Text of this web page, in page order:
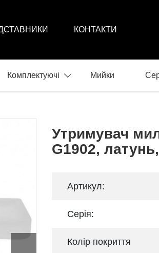
КОНТАКТИ
Комплектуючі Мийки
Утримувач
G1902,
Артикул:
Серія:
Колір покриття